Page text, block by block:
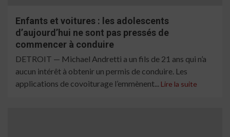
Enfants et voitures : les adolescents
d’aujourd’hui ne sont pas pressés de
commencer à conduire
DETROIT — Michael Andretti a un fils de 21 ans qui n’a
aucun intérêt à obtenir un permis de conduire. Les
applications de covoiturage l’emmènent... Lire la suite